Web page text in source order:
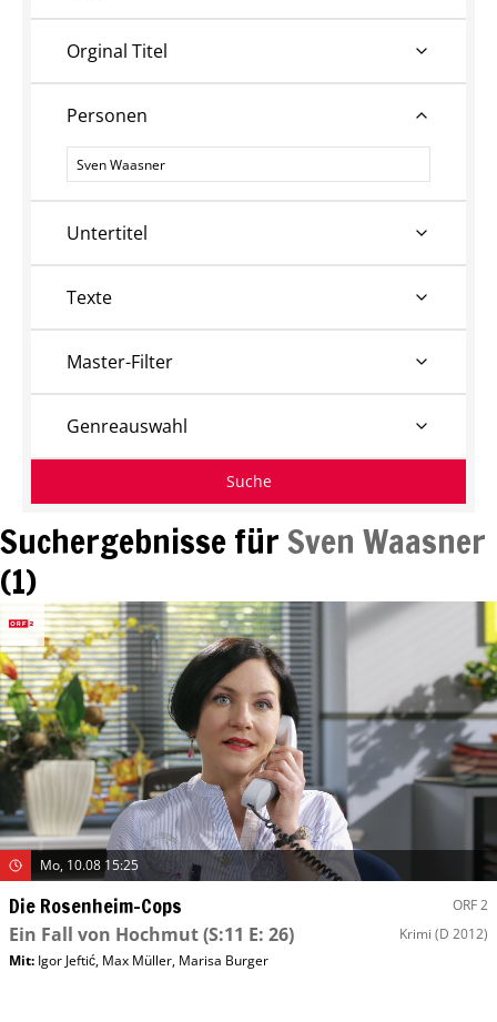
Suchergebnisse fürSven Waasner
(1)
Mo, 10.08 15:25
Die Rosenheim-Cops ORF 2
Ein Fall von Hochmut(S:11 E: 26) Krimi (D 2012)
Mit: Igor Jeftić, Max Müller, Marisa Burger
Orginal Titel
Personen
Personen
Untertitel
Texte
Master-Filter
Genreauswahl
Suche